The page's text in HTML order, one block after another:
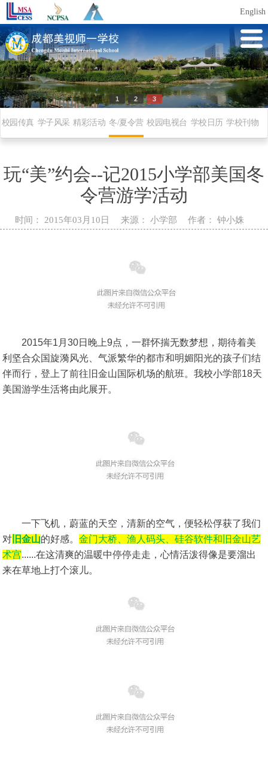
English
1 2 3
校园传真 学子风采 精彩活动 冬/夏令营 校园电视台 学校日历 学校刊物
玩“美”约会--记2015小学部美国冬
令营游学活动
时间： 2015年03月10日 来源： 小学部 作者：钟小姝
2015年1月30日晚上9点，一群怀揣无数梦想，期待着美
利坚合众国旋漪风光、气派繁华的都市和明媚阳光的孩子们结
伴而行，登上了前往旧金山国际机场的航班。我校小学部18天
美国游学生活将由此展开。
一下飞机，蔚蓝的天空，清新的空气，便轻松俘获了我们
对 旧金山的好感。金门大桥、渔人码头、硅谷软件和旧金山艺
术宫......在这清爽的温暖中停停走走，心情活泼得像是要溜出
来在草地上打个滚儿。